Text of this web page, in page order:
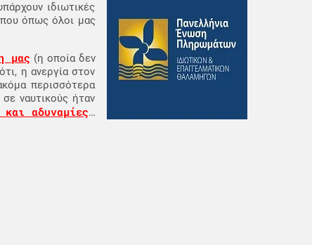
ιδιωτικές
που όπως όλοι μας
μας (η οποία δεν
η ανεργία στον
περισσότερα
ναυτικούς ήταν
αδυναμίες…